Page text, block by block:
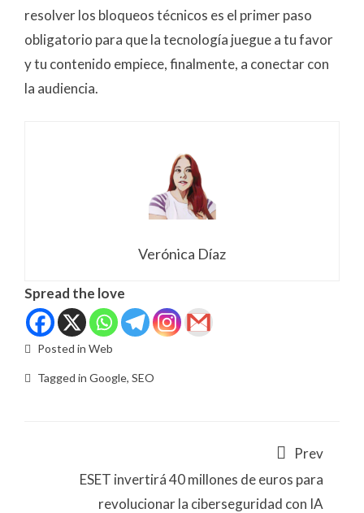
resolver los bloqueos técnicos es el primer paso
obligatorio para que la tecnología juegue a tu favor
y tu contenido empiece, finalmente, a conectar con
la audiencia.
Verónica Díaz
Spread the love
Posted in Web
Tagged in Google, SEO
Prev
ESET invertirá 40 millones de euros para
revolucionar la ciberseguridad con IA